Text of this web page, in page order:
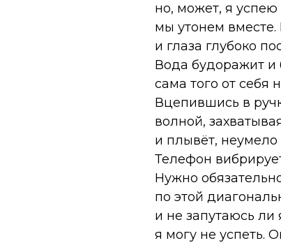
но, может, я успею
мы утонем вместе.
и глаза глубоко
Вода будоражит и
сама того от себя
Вцепившись в
волной,
и плывёт, неумело
Телефон
Нужно
по этой
и не запутаюсь
я могу не успеть.